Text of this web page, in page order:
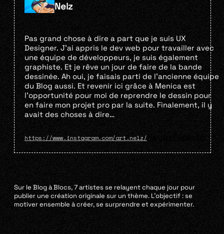
Nelz
Pas grand chose à dire a part que je suis UX
Designer. J’ai appris le dev web pour travailler avec
une équipe de développeurs, je suis également
graphiste. Et je rêve un jour de faire de la bande
dessinée. Ah oui, je faisais parti de l’ancienne équipe
du Blog aussi. Et revenir ici grâce à Menica est
l’opportunité pour moi de reprendre le dessin pour
en faire mon projet pro par la suite. Finalement, il y
avait des choses à dire…
https://www.instagram.com/art.nelz/
Sur le Blog à Blocs, 7 artistes se relayent chaque jour pour
publier une création originale sur un thème. L’objectif : se
motiver ensemble à créer, se surprendre et expérimenter.